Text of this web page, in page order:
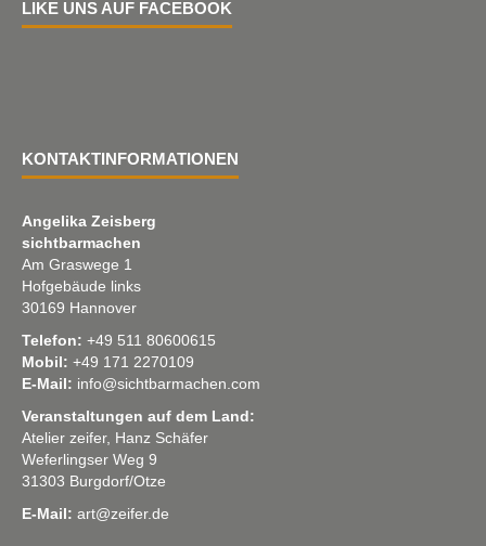
LIKE UNS AUF FACEBOOK
KONTAKTINFORMATIONEN
Angelika Zeisberg
sichtbarmachen
Am Graswege 1
Hofgebäude links
30169 Hannover
Telefon: +49 511 80600615
Mobil: +49 171 2270109
E-Mail: info@sichtbarmachen.com
Veranstaltungen auf dem Land:
Atelier zeifer, Hanz Schäfer
Weferlingser Weg 9
31303 Burgdorf/Otze
E-Mail: art@zeifer.de